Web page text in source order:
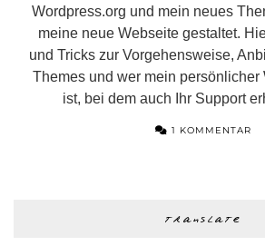
Wordpress.org und mein neues
meine neue Webseite gestaltet.
und Tricks zur Vorgehensweise,
Themes und wer mein persönlicher
ist, bei dem auch Ihr Support
1 KOMMENTAR
translate